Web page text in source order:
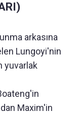
arkasına
Lungoyi'nin
yuvarlak
Maxim'in